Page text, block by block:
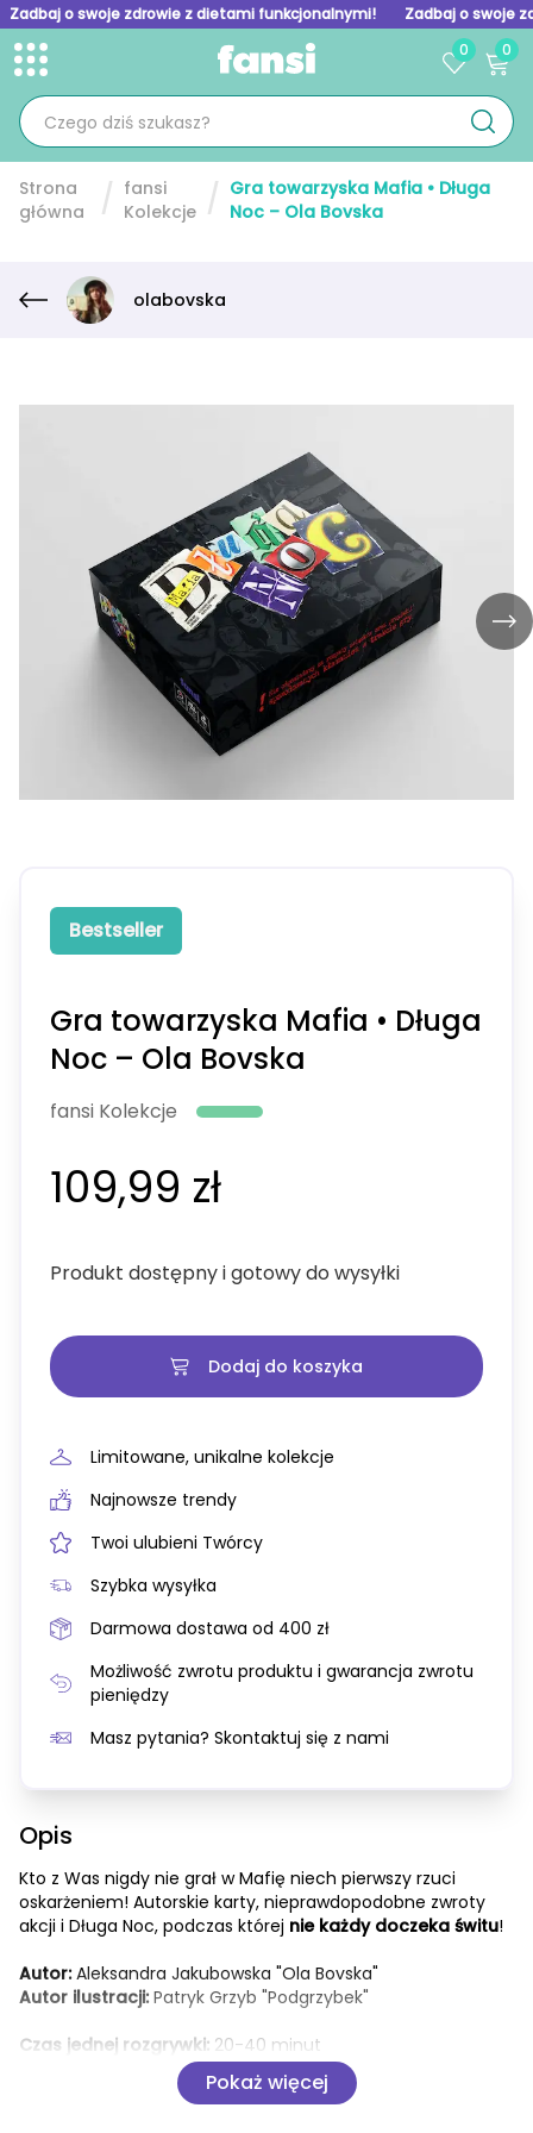
Zadbaj o swoje zdrowie z dietami funkcjonalnymi! Zadbaj o swoje
Toggle menu
0 0
Strona
główna
fansi
Kolekcje
Gra towarzyska Mafia • Długa
Noc – Ola Bovska
olabovska
Bestseller
Gra towarzyska Mafia • Długa
Noc – Ola Bovska
fansi Kolekcje
109,99 zł
Produkt dostępny i gotowy do wysyłki
Dodaj do koszyka
Limitowane, unikalne kolekcje
Najnowsze trendy
Twoi ulubieni Twórcy
Szybka wysyłka
Darmowa dostawa od 400 zł
Możliwość zwrotu produktu i gwarancja zwrotu
pieniędzy
Masz pytania? Skontaktuj się z nami
Opis
Kto z Was nigdy nie grał w Mafię niech pierwszy rzuci
oskarżeniem! Autorskie karty, nieprawdopodobne zwroty
akcji i Długa Noc, podczas której nie każdy doczeka świtu!
Autor: Aleksandra Jakubowska "Ola Bovska"
Autor ilustracji: Patryk Grzyb "Podgrzybek"
Czas jednej rozgrywki: 20-40 minut
6-30 (+prowadzący)
Pokaż więcej